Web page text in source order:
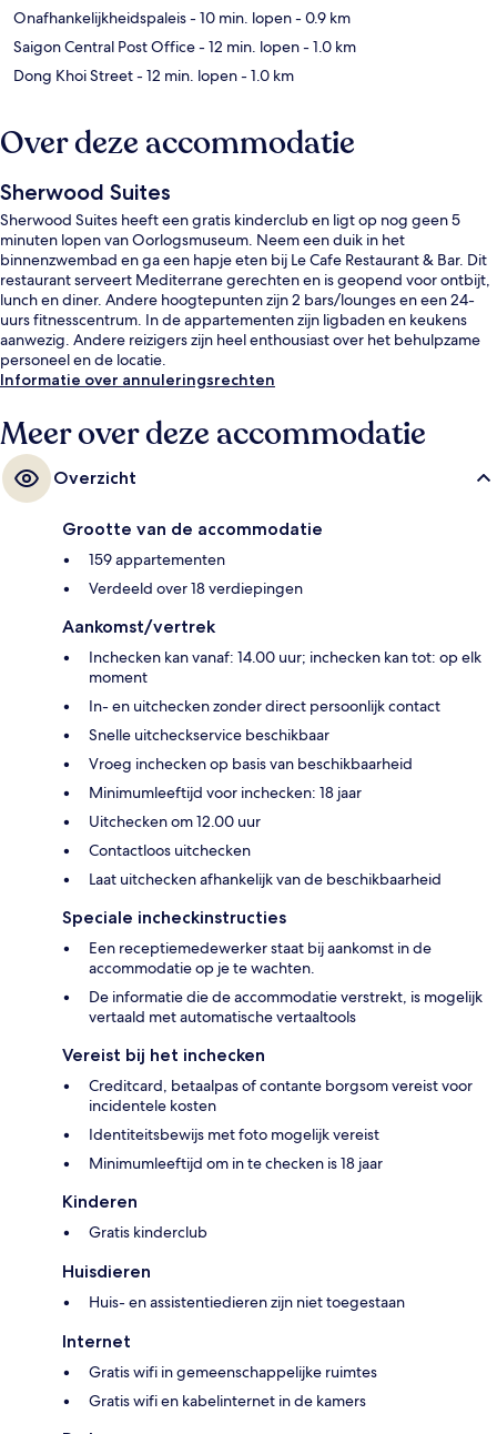
Onafhankelijkheidspaleis- 10 min. lopen- 0.9 km
Saigon Central Post Office- 12 min. lopen- 1.0 km
Dong Khoi Street- 12 min. lopen- 1.0 km
Over deze accommodatie
Sherwood Suites
Sherwood Suites heeft een gratis kinderclub en ligt op nog geen 5
minuten lopen van Oorlogsmuseum. Neem een duik in het
binnenzwembad en ga een hapje eten bij Le Cafe Restaurant & Bar. Dit
restaurant serveert Mediterrane gerechten en is geopend voor ontbijt,
lunch en diner. Andere hoogtepunten zijn 2 bars/lounges en een 24-
uurs fitnesscentrum. In de appartementen zijn ligbaden en keukens
aanwezig. Andere reizigers zijn heel enthousiast over het behulpzame
personeel en de locatie.
Informatie over annuleringsrechten
Meer over deze accommodatie
Overzicht
Grootte van de accommodatie
159 appartementen
Verdeeld over 18 verdiepingen
Aankomst/vertrek
Inchecken kan vanaf: 14.00 uur; inchecken kan tot: op elk
moment
In- en uitchecken zonder direct persoonlijk contact
Snelle uitcheckservice beschikbaar
Vroeg inchecken op basis van beschikbaarheid
Minimumleeftijd voor inchecken: 18 jaar
Uitchecken om 12.00 uur
Contactloos uitchecken
Laat uitchecken afhankelijk van de beschikbaarheid
Speciale incheckinstructies
Een receptiemedewerker staat bij aankomst in de
accommodatie op je te wachten.
De informatie die de accommodatie verstrekt, is mogelijk
vertaald met automatische vertaaltools
Vereist bij het inchecken
Creditcard, betaalpas of contante borgsom vereist voor
incidentele kosten
Identiteitsbewijs met foto mogelijk vereist
Minimumleeftijd om in te checken is 18 jaar
Kinderen
Gratis kinderclub
Huisdieren
Huis- en assistentiedieren zijn niet toegestaan
Internet
Gratis wifi in gemeenschappelijke ruimtes
Gratis wifi en kabelinternet in de kamers